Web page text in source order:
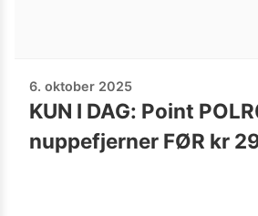
6. oktober 2025
KUN I DAG: Point
nuppefjerner FØR kr